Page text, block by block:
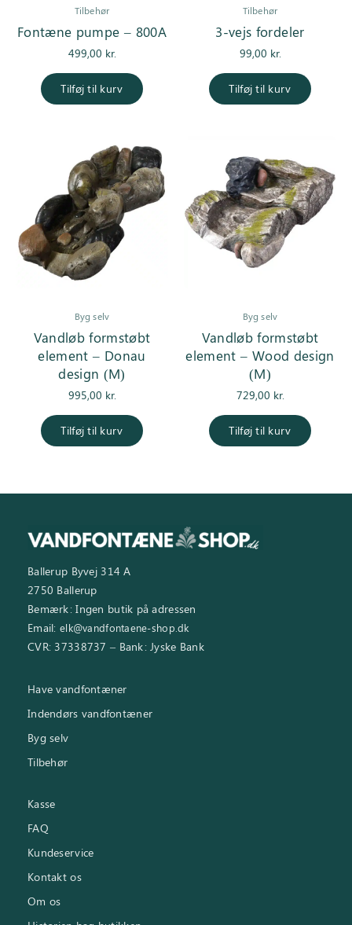
Tilbehør
Fontæne pumpe – 800A
499,00 kr.
Tilføj til kurv
Tilbehør
3-vejs fordeler
99,00 kr.
Tilføj til kurv
Byg selv
Vandløb formstøbt
element – Donau
design (M)
995,00 kr.
Tilføj til kurv
Byg selv
Vandløb formstøbt
element – Wood design
(M)
729,00 kr.
Tilføj til kurv
Ballerup Byvej 314 A
2750 Ballerup
Bemærk: Ingen butik på adressen
Email: elk@vandfontaene-shop.dk
CVR: 37338737 – Bank: Jyske Bank
Have vandfontæner
Indendørs vandfontæner
Byg selv
Tilbehør
Kasse
FAQ
Kundeservice
Kontakt os
Om os